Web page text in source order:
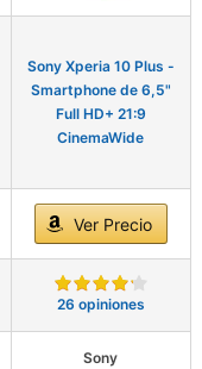
Sony Xperia 10 Plus -
Smartphone de 6,5"
Full HD+ 21:9
CinemaWide
Ver Precio
26 opiniones
Sony